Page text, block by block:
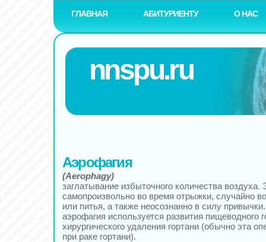
ГЛАВНАЯ АБИТУРИЕНТУ О НАС
nnspu.ru
Аэрофагия
(Aerophagy)
заглатывание избыточного количества
самопроизвольно во время отрыжки, случайно
или питья, а также неосознанно в силу
аэрофагия используется развития пищеводного
хирургического удаления гортани (обычно эта
при раке гортани).